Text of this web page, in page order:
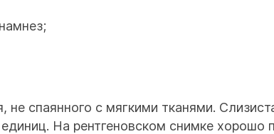
не спаянного с мягкими тканями.
На рентгеновском снимке хорошо